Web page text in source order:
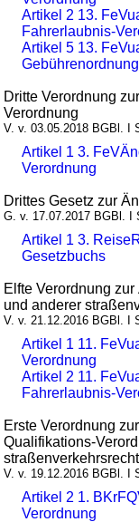
Artikel 2 13.
Fahrerlaubnis-
Artikel 5 13.
Dritte Verordnung
Verordnung
V. v. 03.05.2018 BGBl. I
Artikel 1 3.
Verordnung
Drittes Gesetz zur
G. v. 17.07.2017 BGBl. I
Artikel 1 3.
Gesetzbuchs
Elfte Verordnung
und anderer
V. v. 21.12.2016 BGBl. I
Artikel 1 11.
Verordnung
Artikel 2 11.
Fahrerlaubnis-
Erste Verordnung
Qualifikations-
V. v. 19.12.2016 BGBl. I
Artikel 2 1.
Verordnung